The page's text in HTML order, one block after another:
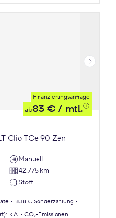
Finanzierungsanfrage
ab83 € / mtl.
Clio TCe 90 Zen
Manuell
42.775 km
Stoff
1.838 € Sonderzahlung
: k.A.
CO₂-Emissionen